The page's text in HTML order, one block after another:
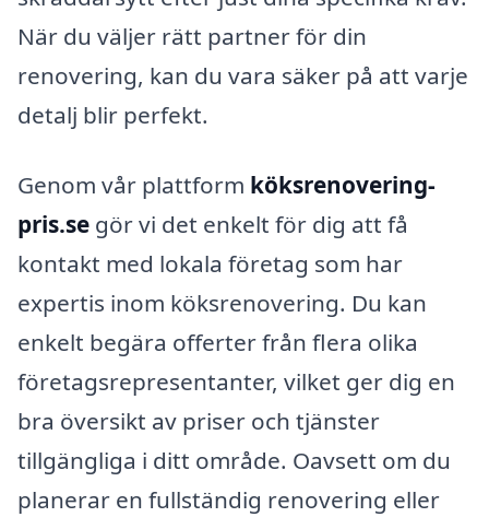
När du väljer rätt partner för din
renovering, kan du vara säker på att varje
detalj blir perfekt.
Genom vår plattform köksrenovering-
pris.se gör vi det enkelt för dig att få
kontakt med lokala företag som har
expertis inom köksrenovering. Du kan
enkelt begära offerter från flera olika
företagsrepresentanter, vilket ger dig en
bra översikt av priser och tjänster
tillgängliga i ditt område. Oavsett om du
planerar en fullständig renovering eller